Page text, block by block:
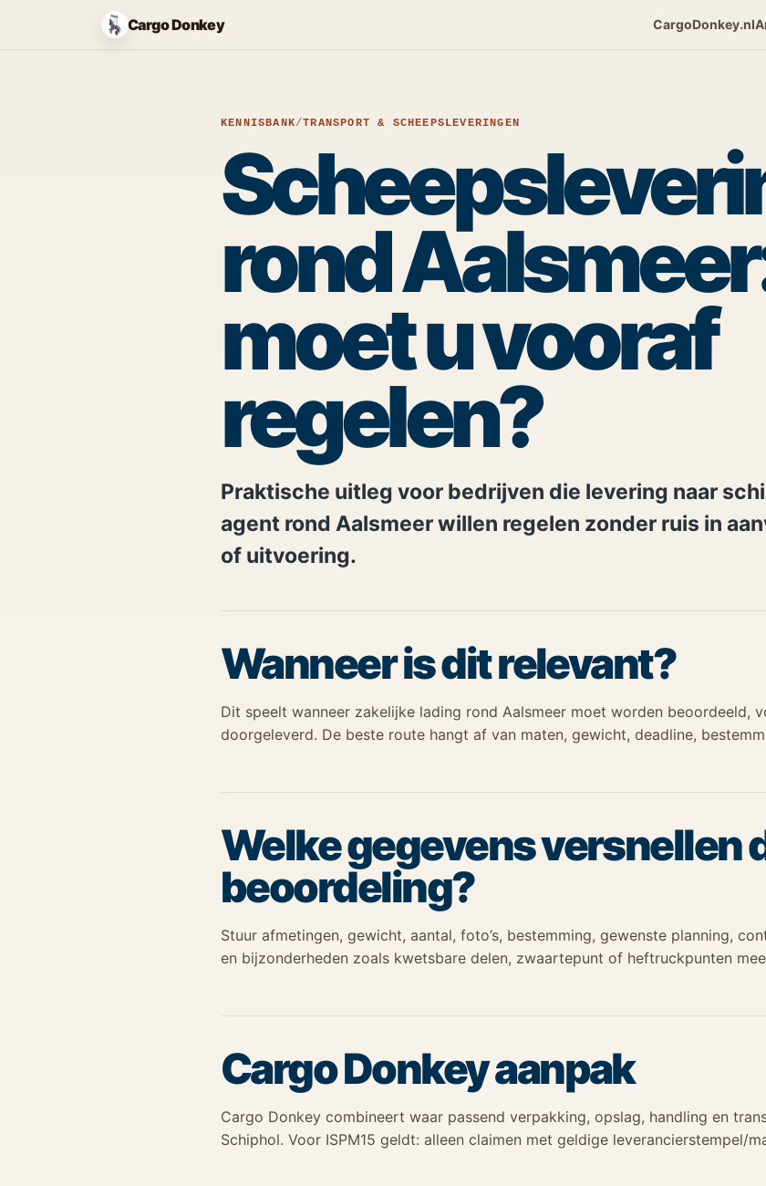
Cargo Donkey CargoDonkey.nl
KENNISBANK/TRANSPORT & SCHEEPSLEVERINGEN
rond
moet u vooraf
regelen?
Praktische uitleg voor bedrijven die levering naar
agent rond Aalsmeer willen regelen zonder ruis in
of uitvoering.
Wanneer is dit relevant?
Dit speelt wanneer zakelijke lading rond Aalsmeer moet worden beoordeeld,
doorgeleverd. De beste route hangt af van maten, gewicht, deadline,
Welke gegevens versnellen
beoordeling?
Stuur afmetingen, gewicht, aantal, foto’s, bestemming, gewenste planning,
en bijzonderheden zoals kwetsbare delen, zwaartepunt of heftruckpunten
Cargo Donkey aanpak
Cargo Donkey combineert waar passend verpakking, opslag, handling en
Schiphol. Voor ISPM15 geldt: alleen claimen met geldige leverancierstempel/